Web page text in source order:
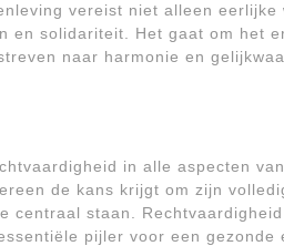
vereist niet alleen
en solidariteit. Het gaat om het
naar harmonie en
in alle aspecten
de kans krijgt om zijn
centraal staan.
pijler voor een gezonde